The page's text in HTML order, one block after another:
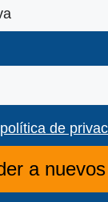
política de